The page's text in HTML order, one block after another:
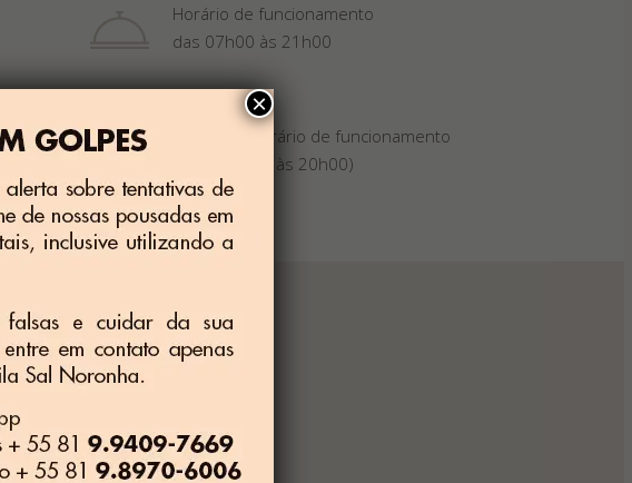
Horário de funcionamento
das 07h00 às 21h00
Piscina (horário de funcionamento
das 10h00 às 20h00)
×